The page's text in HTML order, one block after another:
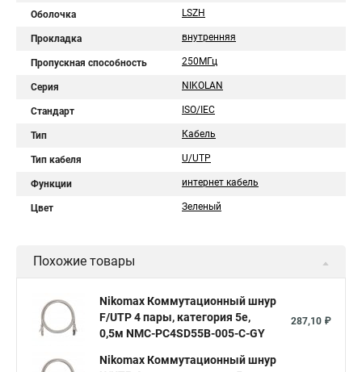
Оболочка LSZH
Прокладка внутренняя
Пропускная способность 250МГц
Серия NIKOLAN
Стандарт ISO/IEC
Тип Кабель
Тип кабеля U/UTP
Функции интернет кабель
Цвет Зеленый
Похожие товары
Nikomax Коммутационный шнур
F/UTP 4 пары, категория 5е,
0,5м NMC-PC4SD55B-005-C-GY
287,10 ₽
Nikomax Коммутационный шнур